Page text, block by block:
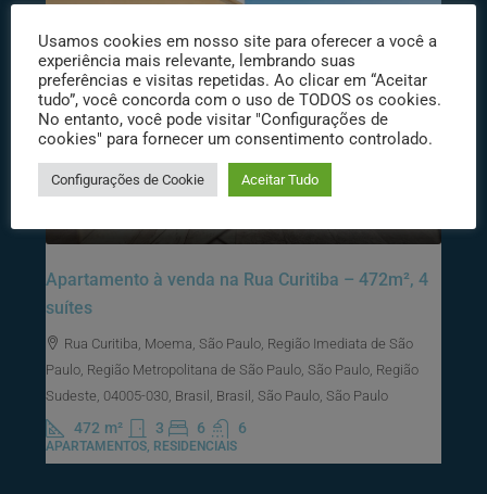
Apartamento à venda na Rua Curitiba – 472m², 4
suítes
Rua Curitiba, Moema, São Paulo, Região Imediata de São
Paulo, Região Metropolitana de São Paulo, São Paulo, Região
Sudeste, 04005-030, Brasil, Brasil, São Paulo, São Paulo
472 m² 3 6 6
APARTAMENTOS, RESIDENCIAIS
Usamos cookies em nosso site para oferecer a você a
experiência mais relevante, lembrando suas
preferências e visitas repetidas. Ao clicar em “Aceitar
tudo”, você concorda com o uso de TODOS os cookies.
No entanto, você pode visitar "Configurações de
cookies" para fornecer um consentimento controlado.
Configurações de Cookie Aceitar Tudo